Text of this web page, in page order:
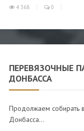
4 368
0
ПЕРЕВЯЗОЧНЫЕ
ДОНБАССА
Продолжаем собирать
Донбасса...